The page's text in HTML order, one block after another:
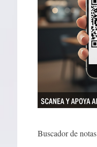
Buscador de notas